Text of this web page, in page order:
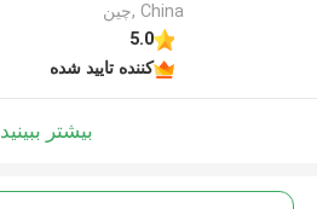
China ,چین
5.0
کننده تایید شده
بیشتر ببینید